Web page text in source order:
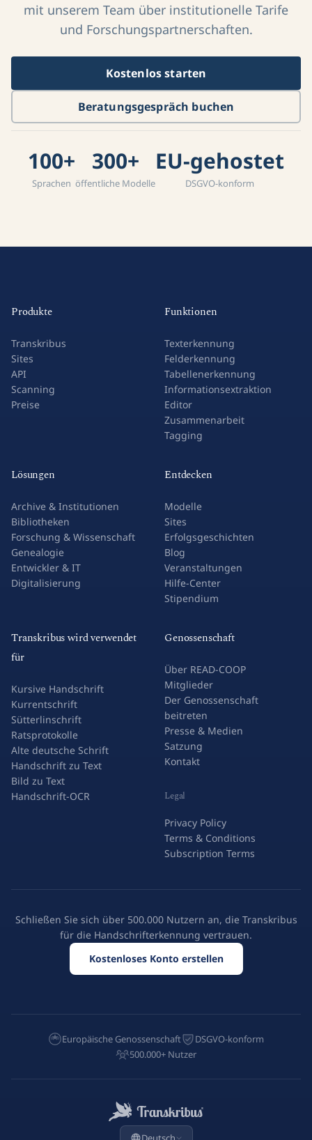
mit unserem Team über institutionelle Tarife
und Forschungspartnerschaften.
Kostenlos starten
Beratungsgespräch buchen
100+
Sprachen
300+
öffentliche Modelle
EU-gehostet
DSGVO-konform
Produkte
Transkribus
Sites
API
Scanning
Preise
Funktionen
Texterkennung
Felderkennung
Tabellenerkennung
Informationsextraktion
Editor
Zusammenarbeit
Tagging
Lösungen
Archive & Institutionen
Bibliotheken
Forschung & Wissenschaft
Genealogie
Entwickler & IT
Digitalisierung
Entdecken
Modelle
Sites
Erfolgsgeschichten
Blog
Veranstaltungen
Hilfe-Center
Stipendium
Transkribus wird verwendet
für
Kursive Handschrift
Kurrentschrift
Sütterlinschrift
Ratsprotokolle
Alte deutsche Schrift
Handschrift zu Text
Bild zu Text
Handschrift-OCR
Genossenschaft
Über READ-COOP
Mitglieder
Der Genossenschaft
beitreten
Presse & Medien
Satzung
Kontakt
Legal
Privacy Policy
Terms & Conditions
Subscription Terms
Schließen Sie sich über 500.000 Nutzern an, die Transkribus
für die Handschrifterkennung vertrauen.
Kostenloses Konto erstellen
Europäische Genossenschaft
DSGVO-konform
500.000+ Nutzer